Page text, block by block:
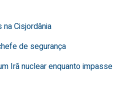
Cisjordânia
de segurança
Irã nuclear enquanto impasse